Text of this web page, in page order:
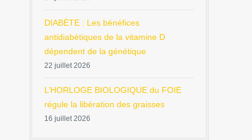
DIABÈTE : Les bénéfices
antidiabétiques de la vitamine D
dépendent de la génétique
22 juillet 2026
L’HORLOGE BIOLOGIQUE du FOIE
régule la libération des graisses
16 juillet 2026